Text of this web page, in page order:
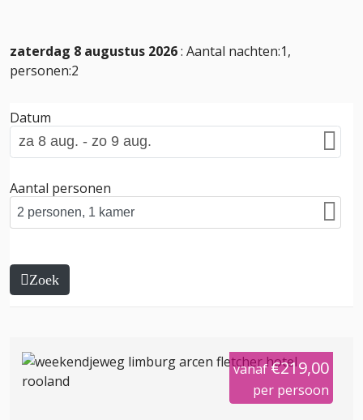
zaterdag 8 augustus 2026: Aantal nachten:1,
personen:2
Datum
Aantal personen
Zoek
vanaf€219,00
per persoon